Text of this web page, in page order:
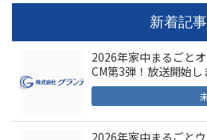
新着記事
2026年家中まるごと
CM第3弾！放送開始し
2026年家中まるごと